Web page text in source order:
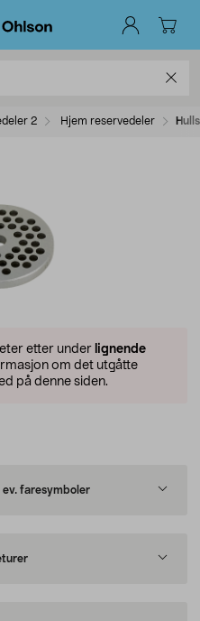
2 Hjem reservedeler
etter under lignende
om det utgåtte
på denne siden.
ev. faresymboler